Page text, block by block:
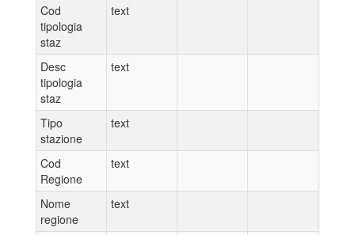
Cod
tipologia
staz
text
Desc
tipologia
staz
text
Tipo
stazione
text
Cod
Regione
text
Nome
regione
text